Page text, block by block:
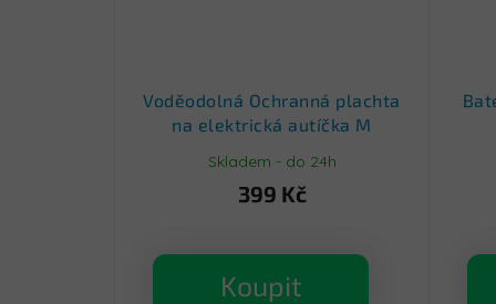
Voděodolná Ochranná plachta
na elektrická autíčka M
Skladem - do 24h
399 Kč
Koupit